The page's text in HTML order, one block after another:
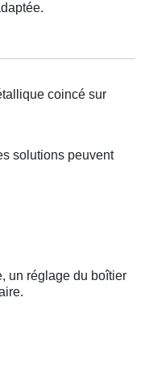
coincé sur
solutions peuvent
un réglage du boîtier